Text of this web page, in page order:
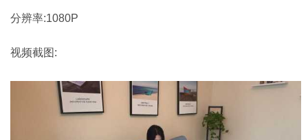
分辨率:1080P
视频截图: